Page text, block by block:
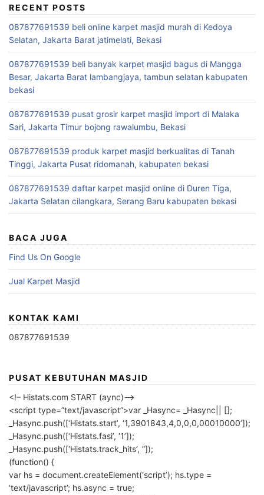
RECENT POSTS
087877691539 beli online karpet masjid murah di Kedoya
Selatan, Jakarta Barat jatimelati, Bekasi
087877691539 beli banyak karpet masjid bagus di Mangga
Besar, Jakarta Barat lambangjaya, tambun selatan kabupaten
bekasi
087877691539 pusat grosir karpet masjid import di Malaka
Sari, Jakarta Timur bojong rawalumbu, Bekasi
087877691539 produk karpet masjid berkualitas di Tanah
Tinggi, Jakarta Pusat ridomanah, kabupaten bekasi
087877691539 daftar karpet masjid online di Duren Tiga,
Jakarta Selatan cilangkara, Serang Baru kabupaten bekasi
BACA JUGA
Find Us On Google
Jual Karpet Masjid
KONTAK KAMI
087877691539
PUSAT KEBUTUHAN MASJID
<!– Histats.com START (aync)–>
<script type=”text/javascript”>var _Hasync= _Hasync|| [];
_Hasync.push([‘Histats.start’, ‘1,3901843,4,0,0,0,00010000’]);
_Hasync.push([‘Histats.fasi’, ‘1’]);
_Hasync.push([‘Histats.track_hits’, ”]);
(function() {
var hs = document.createElement(‘script’); hs.type =
‘text/javascript’; hs.async = true;